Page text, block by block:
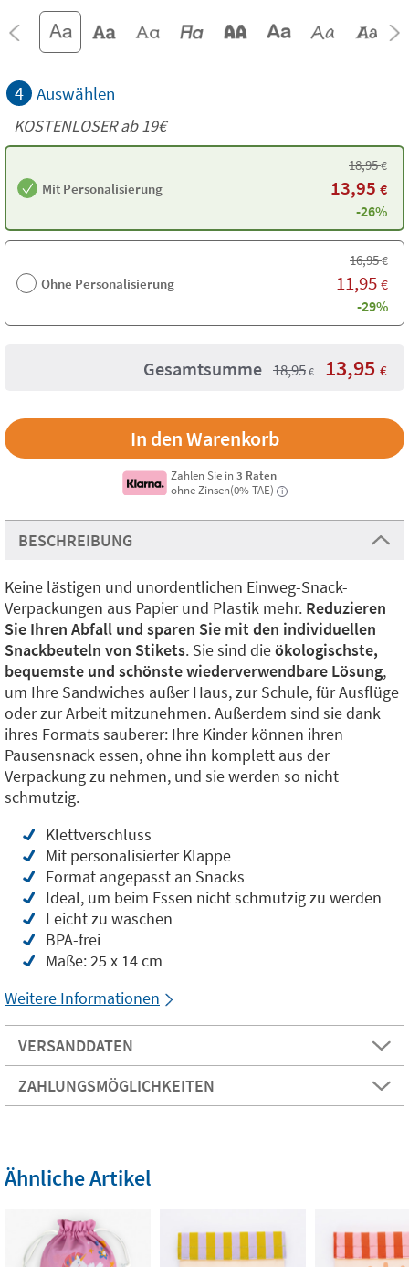
4 Auswählen
KOSTENLOSER ab 19€
Mit Personalisierung
18,95€
13,95 €
-26%
Ohne Personalisierung
16,95€
11,95 €
-29%
Gesamtsumme 18,95 € 13,95 €
Zahlen Sie in3 Raten
ohne Zinsen(0% TAE)
i
BESCHREIBUNG
Keine lästigen und unordentlichen Einweg-Snack-
Verpackungen aus Papier und Plastik mehr. Reduzieren
Sie Ihren Abfall und sparen Sie mit den individuellen
Snackbeuteln von Stikets. Sie sind dieökologischste,
bequemste und schönste wiederverwendbare Lösung,
um Ihre Sandwiches außer Haus, zur Schule, für Ausflüge
oder zur Arbeit mitzunehmen. Außerdem sind sie dank
ihres Formats sauberer: Ihre Kinder können ihren
Pausensnack essen, ohne ihn komplett aus der
Verpackung zu nehmen, und sie werden so nicht
schmutzig.
Klettverschluss
Mit personalisierter Klappe
Format angepasst an Snacks
Ideal, um beim Essen nicht schmutzig zu werden
Leicht zu waschen
BPA-frei
Maße: 25 x 14 cm
Weitere Informationen
VERSANDDATEN
ZAHLUNGSMÖGLICHKEITEN
Ähnliche Artikel